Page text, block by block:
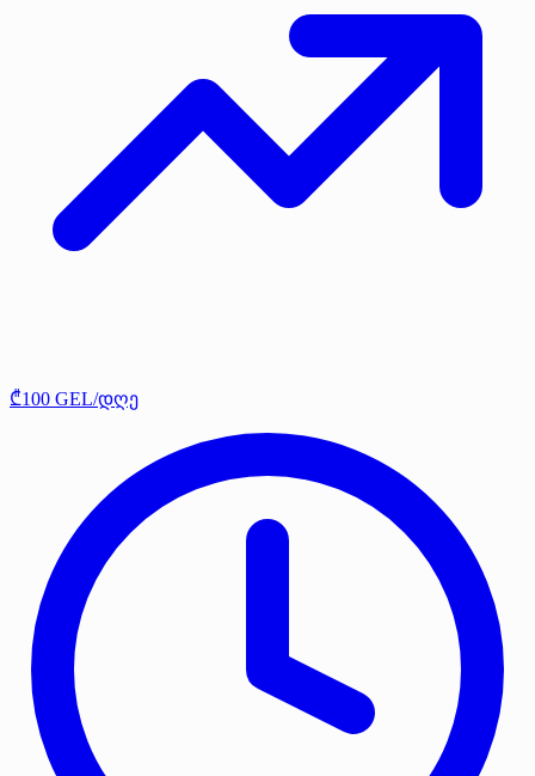
₾100 GEL/დღე